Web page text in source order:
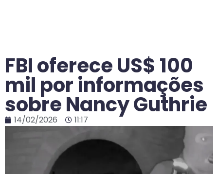
FBI oferece US$ 100
mil por informações
sobre Nancy Guthrie
14/02/2026 11:17